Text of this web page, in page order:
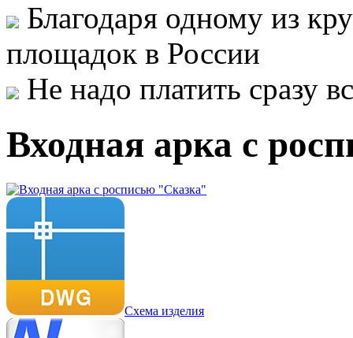
Благодаря одному из
площадок в России
Не надо платить сразу
Входная арка с
Схема изделия